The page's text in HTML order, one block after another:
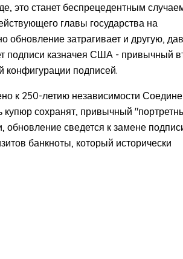
это станет беспрецедентным
главы государства на
затрагивает и другую,
подписи казначея США - привычный
конфигурации подписей.
к 250-летию независимости
купюр сохранят, привычный
обновление сведется к замене
банкноты, который исторически